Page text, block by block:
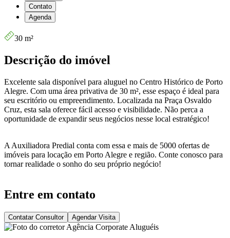
Contato
Agenda
30 m²
Descrição do imóvel
Excelente sala disponível para aluguel no Centro Histórico de Porto
Alegre. Com uma área privativa de 30 m², esse espaço é ideal para
seu escritório ou empreendimento. Localizada na Praça Osvaldo
Cruz, esta sala oferece fácil acesso e visibilidade. Não perca a
oportunidade de expandir seus negócios nesse local estratégico!
A Auxiliadora Predial conta com essa e mais de 5000 ofertas de
imóveis para locação em Porto Alegre e região. Conte conosco para
tornar realidade o sonho do seu próprio negócio!
Entre em contato
Contatar Consultor Agendar Visita